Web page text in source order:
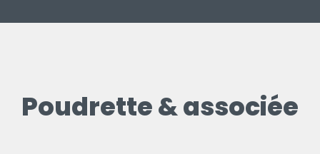
Poudrette & associée